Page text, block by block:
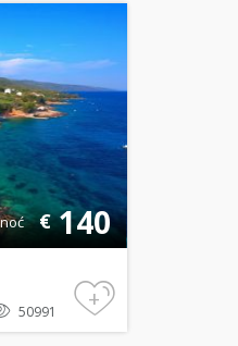
€140
50991 +